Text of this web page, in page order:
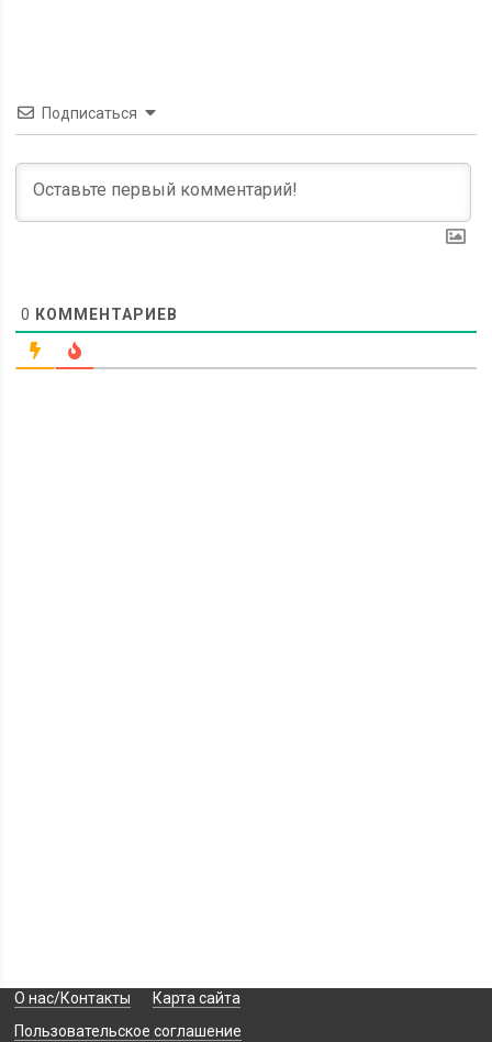
Подписаться
0 КОММЕНТАРИЕВ
О нас/Контакты
Карта сайта
Пользовательское соглашение